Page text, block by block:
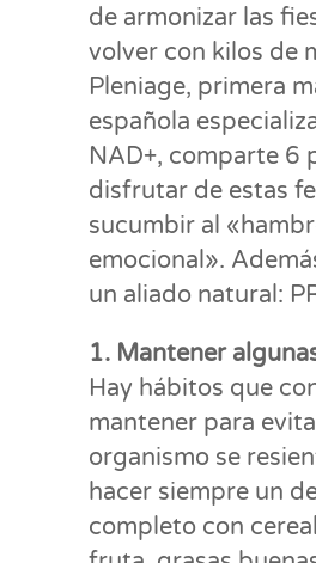
de armonizar las
volver con kilos de
Pleniage, primera
española
NAD+, comparte 6
disfrutar de estas
sucumbir al
emocional».
un aliado natural:
1. Mantener
Hay hábitos que
mantener para
organismo se
hacer siempre un
completo con